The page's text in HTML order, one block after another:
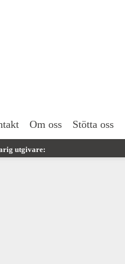
Om oss Stötta oss
utgivare: